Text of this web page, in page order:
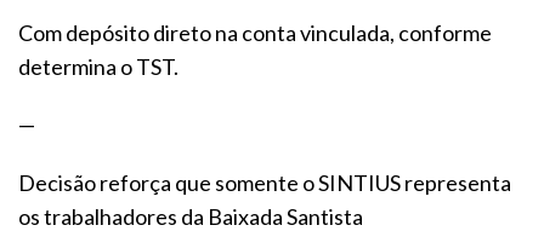
Com depósito direto na conta vinculada, conforme
determina o TST.
—
Decisão reforça que somente o SINTIUS representa
os trabalhadores da Baixada Santista